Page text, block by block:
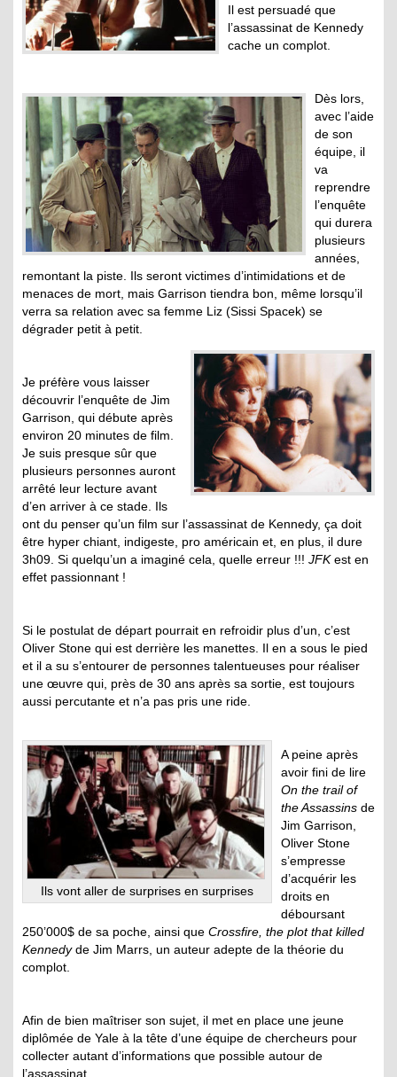
Il est persuadé que
l’assassinat de Kennedy
cache un complot.
Dès lors,
avec l’aide
de son
équipe, il
va
reprendre
l’enquête
qui durera
plusieurs
années,
remontant la piste. Ils seront victimes d’intimidations et de
menaces de mort, mais Garrison tiendra bon, même lorsqu’il
verra sa relation avec sa femme Liz (Sissi Spacek) se
dégrader petit à petit.
Je préfère vous laisser
découvrir l’enquête de Jim
Garrison, qui débute après
environ 20 minutes de film.
Je suis presque sûr que
plusieurs personnes auront
arrêté leur lecture avant
d’en arriver à ce stade. Ils
ont du penser qu’un film sur l’assassinat de Kennedy, ça doit
être hyper chiant, indigeste, pro américain et, en plus, il dure
3h09. Si quelqu’un a imaginé cela, quelle erreur !!! JFKest en
effet passionnant !
Si le postulat de départ pourrait en refroidir plus d’un, c’est
Oliver Stone qui est derrière les manettes. Il en a sous le pied
et il a su s’entourer de personnes talentueuses pour réaliser
une œuvre qui, près de 30 ans après sa sortie, est toujours
aussi percutante et n’a pas pris une ride.
Ils vont aller de surprises en surprises
A peine après
avoir fini de lire
On the trail of
the Assassins de
Jim Garrison,
Oliver Stone
s’empresse
d’acquérir les
droits en
déboursant
250’000$ de sa poche, ainsi que Crossfire, the plot that killed
Kennedyde Jim Marrs, un auteur adepte de la théorie du
complot.
Afin de bien maîtriser son sujet, il met en place une jeune
diplômée de Yale à la tête d’une équipe de chercheurs pour
collecter autant d’informations que possible autour de
l’assassinat.